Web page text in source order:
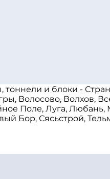
и блоки -
Волосово, Волхов,
Поле, Луга, Любань,
Бор, Сясьстрой,